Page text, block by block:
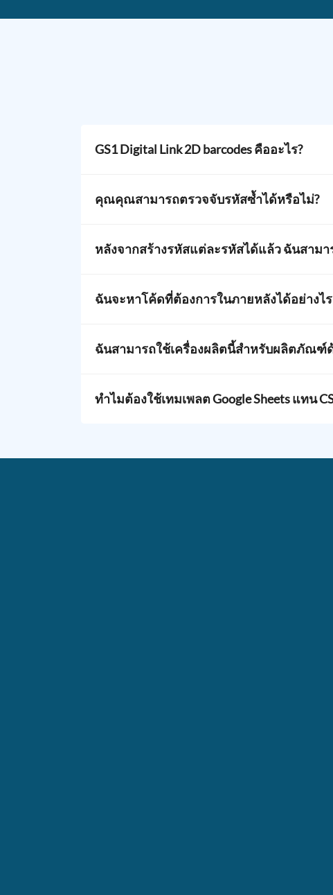
GS1 Digital Link 2D barcodes คืออะไร?
GS1 Digital Link เป็น URL บนเว็บที่สามารถรวม
พวกเขาแตกต่างจาก GS1 DataMatrix ซึ่งใช้ไวยาก
คุณคุณสามารถตรวจจับรหัสซ้ำได้หรือไม่?
ถึง GTIN, หมายเลขชุด, หมายเลขซีเรียล, วันหมดอ
หลังจากสร้างรหัสแต่ละรหัสได้แล้ว ฉันสาม
ฉันจะหาโค้ดที่ต้องการในภายหลังได้อย่างไ
ฉันสามารถใช้เครื่องผลิตนี้สำหรับผลิตภัณฑ์
DataMatrixของเราที่แยกออกมา
ทำไมต้องใช้เทมเพลต Google Sheets แทน
Google Sheets ทำงานในเบราว์เซอร์ใดก็ได้ที่มี